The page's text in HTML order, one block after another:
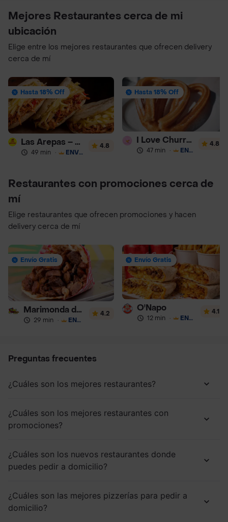
Mejores Restaurantes cerca de mi
ubicación
Elige entre los mejores restaurantes que ofrecen delivery
cerca de mí
Hasta 18% Off
Las Arepas – Arepas Rellenas
49 min · ENVÍO GRATIS
4.8
Hasta 18% Off
I Love Churros 95
47 min · ENVÍO GRATIS
4.8
Restaurantes con promociones cerca de
mí
Elige restaurantes que ofrecen promociones y hacen
delivery cerca de mí
Envío Gratis
Marimonda del Mono
29 min · ENVÍO GRATIS
4.2
Envío Gratis
O'Napo
12 min · ENVÍO GRATIS
4.1
Preguntas frecuentes
¿Cuáles son los mejores restaurantes?
¿Cuáles son los mejores restaurantes con
promociones?
¿Cuáles son los nuevos restaurantes donde
puedes pedir a domicilio?
¿Cuáles son las mejores pizzerías para pedir a
domicilio?